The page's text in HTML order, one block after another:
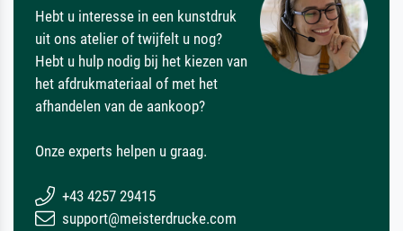
Hebt u interesse in een kunstdruk
uit ons atelier of twijfelt u nog?
Hebt u hulp nodig bij het kiezen van
het afdrukmateriaal of met het
afhandelen van de aankoop?
Onze experts helpen u graag.
+43 4257 29415
support@meisterdrucke.com